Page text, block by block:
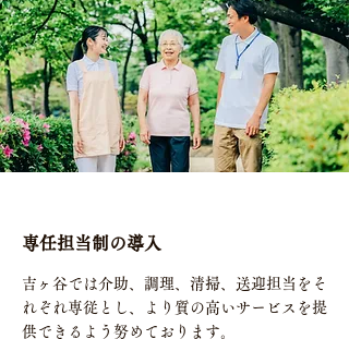
専任担当制の導入
吉ヶ谷では介助、調理、清掃、送迎担当をそ
れぞれ専従とし、より質の高いサービスを提
供できるよう努めております。